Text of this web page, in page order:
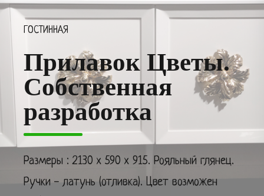
ГОСТИННАЯ
Прилавок Цветы.
Собственная
разработка
Размеры : 2130 х 590 х 915. Рояльный глянец.
Ручки - латунь (отливка). Цвет возможен